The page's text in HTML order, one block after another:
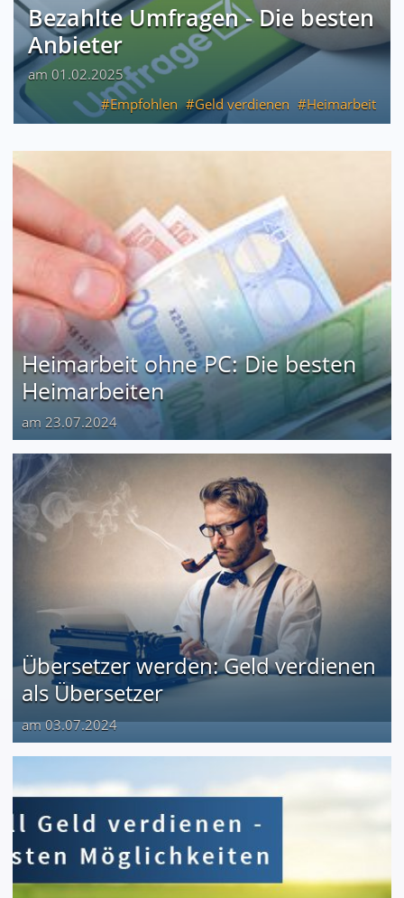
Bezahlte Umfragen - Die besten
Anbieter
am 01.02.2025
Empfohlen
Geld verdienen Heimarbeit
Heimarbeit ohne PC: Die besten
Heimarbeiten
am 23.07.2024
Übersetzer werden: Geld verdienen
als Übersetzer
am 03.07.2024